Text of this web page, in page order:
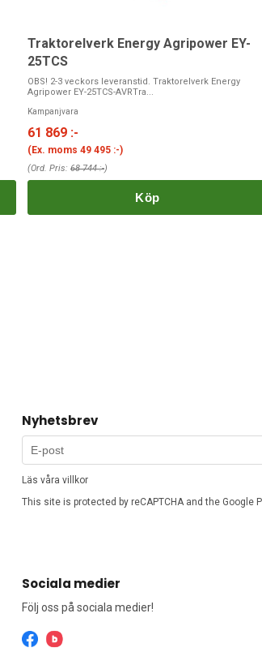
Traktorelverk Energy Agripower EY-
25TCS
OBS! 2-3 veckors leveranstid. Traktorelverk Energy
Agripower EY-25TCS-AVRTra...
Kampanjvara
61 869 :-
(Ex. moms 49 495 :-)
(Ord. Pris: 68 744 :-)
Köp
Nyhetsbrev
Läs våra villkor
This site is protected by reCAPTCHA and the Google
Sociala medier
Följ oss på sociala medier!